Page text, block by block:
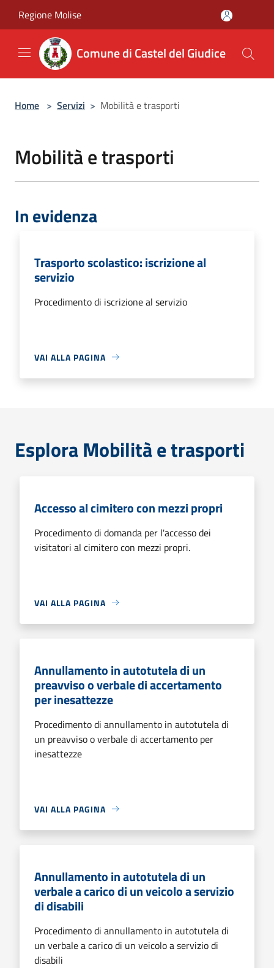
Regione Molise
Comune di Castel del Giudice
Home > Servizi > Mobilità e trasporti
Mobilità e trasporti
In evidenza
Trasporto scolastico: iscrizione al
servizio
Procedimento di iscrizione al servizio
VAI ALLA PAGINA
Esplora Mobilità e trasporti
Accesso al cimitero con mezzi propri
Procedimento di domanda per l'accesso dei
visitatori al cimitero con mezzi propri.
VAI ALLA PAGINA
Annullamento in autotutela di un
preavviso o verbale di accertamento
per inesattezze
Procedimento di annullamento in autotutela di
un preavviso o verbale di accertamento per
inesattezze
VAI ALLA PAGINA
Annullamento in autotutela di un
verbale a carico di un veicolo a servizio
di disabili
Procedimento di annullamento in autotutela di
un verbale a carico di un veicolo a servizio di
disabili